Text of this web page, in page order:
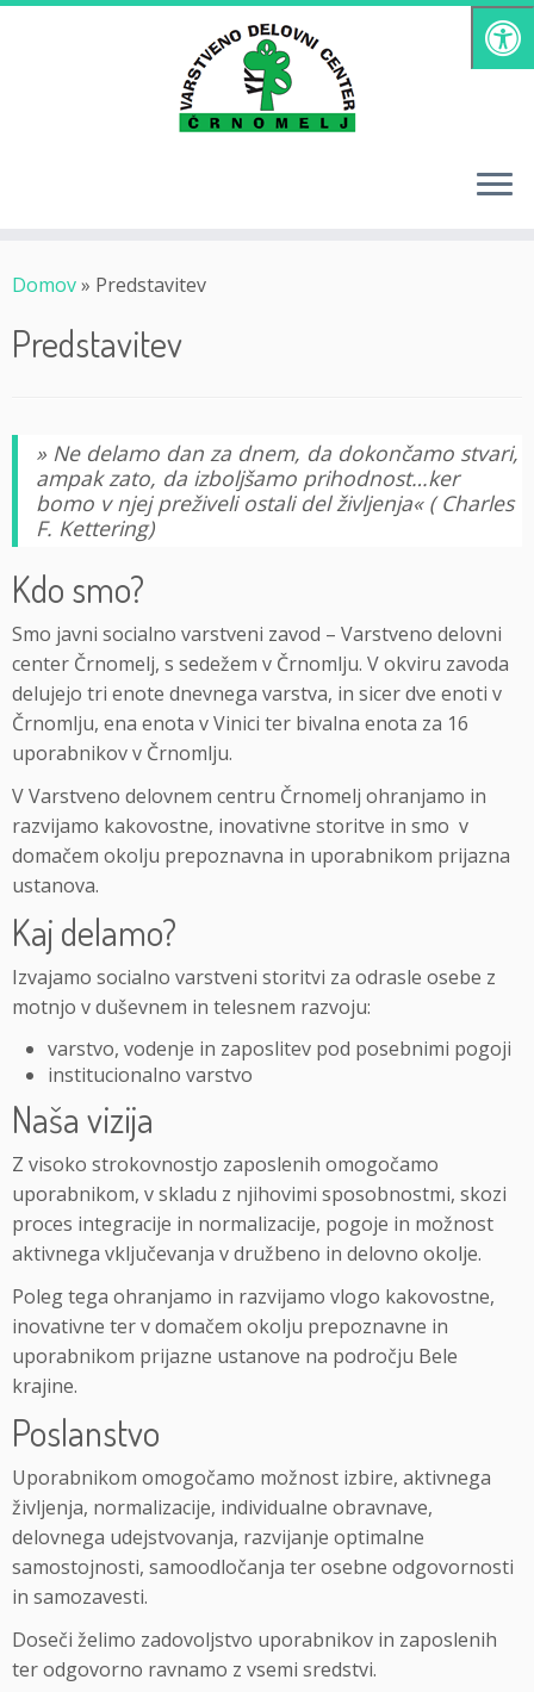
Skoči
Domov» Predstavitev
Predstavitev
» Ne delamo dan za dnem, da dokončamo stvari,
ampak zato, da izboljšamo prihodnost…ker
bomo v njej preživeli ostali del življenja« ( Charles
F. Kettering)
Kdo smo?
Smo javni socialno varstveni zavod – Varstveno delovni
center Črnomelj, s sedežem v Črnomlju. V okviru zavoda
delujejo tri enote dnevnega varstva, in sicer dve enoti v
Črnomlju, ena enota v Vinici ter bivalna enota za 16
uporabnikov v Črnomlju.
V Varstveno delovnem centru Črnomelj ohranjamo in
razvijamo kakovostne, inovativne storitve in smo v
domačem okolju prepoznavna in uporabnikom prijazna
ustanova.
Kaj delamo?
Izvajamo socialno varstveni storitvi za odrasle osebe z
motnjo v duševnem in telesnem razvoju:
varstvo, vodenje in zaposlitev pod posebnimi pogoji
institucionalno varstvo
Naša vizija
Z visoko strokovnostjo zaposlenih omogočamo
uporabnikom, v skladu z njihovimi sposobnostmi, skozi
proces integracije in normalizacije, pogoje in možnost
aktivnega vključevanja v družbeno in delovno okolje.
Poleg tega ohranjamo in razvijamo vlogo kakovostne,
inovativne ter v domačem okolju prepoznavne in
uporabnikom prijazne ustanove na področju Bele
krajine.
Poslanstvo
Uporabnikom omogočamo možnost izbire, aktivnega
življenja, normalizacije, individualne obravnave,
delovnega udejstvovanja, razvijanje optimalne
samostojnosti, samoodločanja ter osebne odgovornosti
in samozavesti.
Doseči želimo zadovoljstvo uporabnikov in zaposlenih
ter odgovorno ravnamo z vsemi sredstvi.